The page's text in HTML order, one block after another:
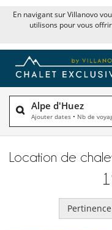
En navigant sur Villanovo
utilisons pour vous
Alpe d'Huez
Ajouter dates • Nb de
Location de
Pertinence